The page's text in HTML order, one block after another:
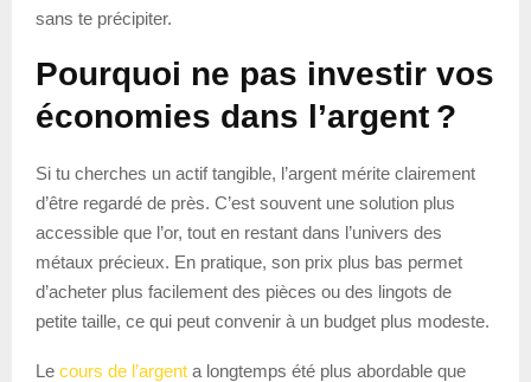
sans te précipiter.
Pourquoi ne pas investir vos
économies dans l’argent ?
Si tu cherches un actif tangible, l’argent mérite clairement
d’être regardé de près. C’est souvent une solution plus
accessible que l’or, tout en restant dans l’univers des
métaux précieux. En pratique, son prix plus bas permet
d’acheter plus facilement des pièces ou des lingots de
petite taille, ce qui peut convenir à un budget plus modeste.
Le cours de l’argent a longtemps été plus abordable que